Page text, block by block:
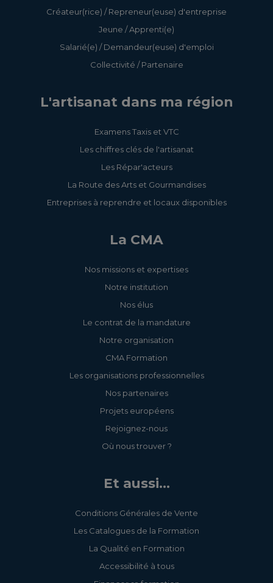
Créateur(rice) / Repreneur(euse) d'entreprise
Jeune / Apprenti(e)
Salarié(e) / Demandeur(euse) d'emploi
Collectivité / Partenaire
L'artisanat dans ma région
Examens Taxis et VTC
Les chiffres clés de l'artisanat
Les Répar'acteurs
La Route des Arts et Gourmandises
Entreprises à reprendre et locaux disponibles
La CMA
Nos missions et expertises
Notre institution
Nos élus
Le contrat de la mandature
Notre organisation
CMA Formation
Les organisations professionnelles
Nos partenaires
Projets européens
Rejoignez-nous
Où nous trouver ?
Et aussi...
Conditions Générales de Vente
Les Catalogues de la Formation
La Qualité en Formation
Accessibilité à tous